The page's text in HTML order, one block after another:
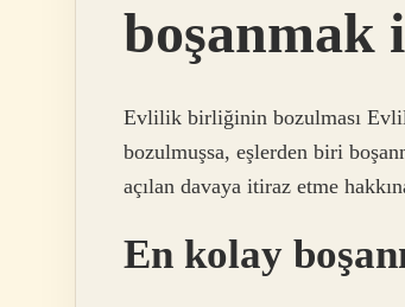
boşanmak
Evlilik birliğinin bozulması
bozulmuşsa, eşlerden biri
açılan davaya itiraz etme
En kolay